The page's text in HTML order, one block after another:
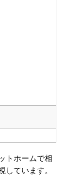
トホームで相
しています。